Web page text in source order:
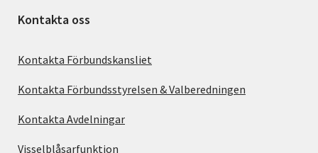
Kontakta oss
Kontakta Förbundskansliet
Kontakta Förbundsstyrelsen & Valberedningen
Kontakta Avdelningar
Visselblåsarfunktion